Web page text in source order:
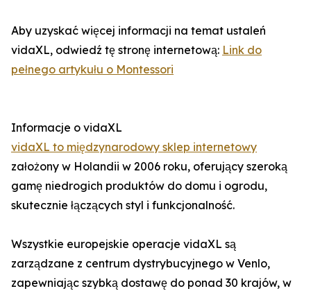
Aby uzyskać więcej informacji na temat ustaleń
vidaXL, odwiedź tę stronę internetową: Link do
pełnego artykułu o Montessori
Informacje o vidaXL
vidaXL to międzynarodowy sklep internetowy
założony w Holandii w 2006 roku, oferujący szeroką
gamę niedrogich produktów do domu i ogrodu,
skutecznie łączących styl i funkcjonalność.
Wszystkie europejskie operacje vidaXL są
zarządzane z centrum dystrybucyjnego w Venlo,
zapewniając szybką dostawę do ponad 30 krajów, w